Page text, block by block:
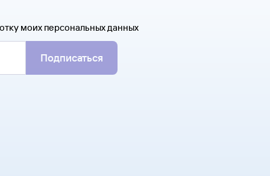
моих персональных данных
Подписаться